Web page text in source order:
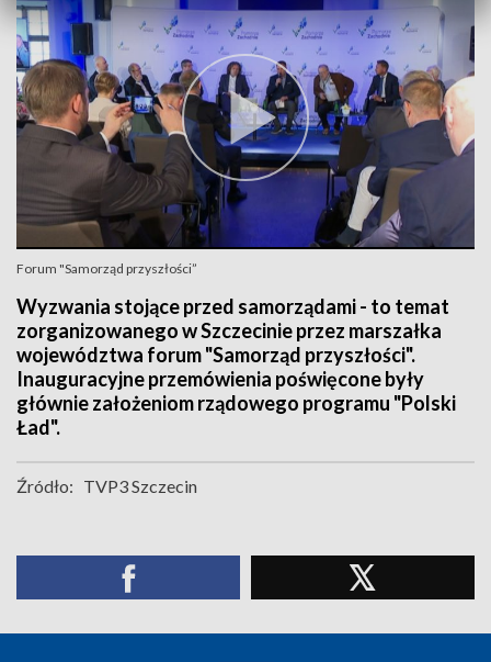
Forum "Samorząd przyszłości”
Wyzwania stojące przed samorządami - to temat
zorganizowanego w Szczecinie przez marszałka
województwa forum "Samorząd przyszłości".
Inauguracyjne przemówienia poświęcone były
głównie założeniom rządowego programu "Polski
Ład".
Źródło: TVP3 Szczecin